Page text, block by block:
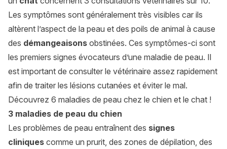
Les symptômes sont généralement très visibles car ils
altèrent l’aspect de la peau et des poils de animal à cause
des démangeaisons obstinées. Ces symptômes-ci sont
les premiers signes évocateurs d’une maladie de peau. Il
est important de consulter le vétérinaire assez rapidement
afin de traiter les lésions cutanées et éviter le mal.
Découvrez 6 maladies de peau chez le chien et le chat !
3 maladies de peau du chien
Les problèmes de peau entraînent des signes
cliniques comme un prurit, des zones de dépilation, des